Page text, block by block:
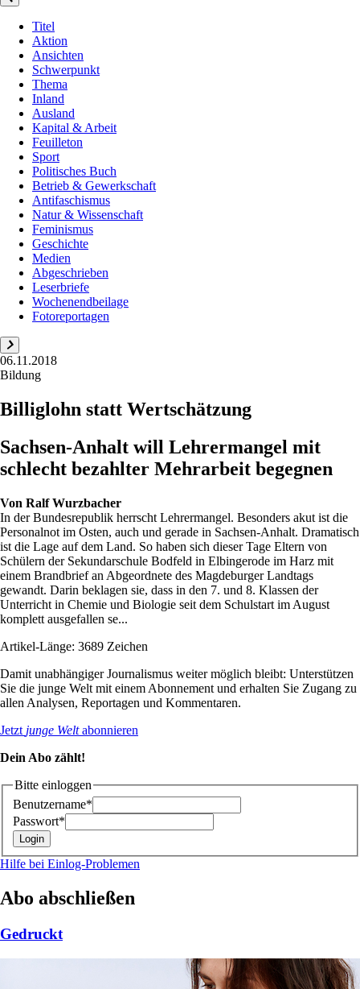
Titel
Aktion
Ansichten
Schwerpunkt
Thema
Inland
Ausland
Kapital & Arbeit
Feuilleton
Sport
Politisches Buch
Betrieb & Gewerkschaft
Antifaschismus
Natur & Wissenschaft
Feminismus
Geschichte
Medien
Abgeschrieben
Leserbriefe
Wochenendbeilage
Fotoreportagen
06.11.2018
Bildung
Billiglohn statt Wertschätzung
Sachsen-Anhalt will Lehrermangel mit
schlecht bezahlter Mehrarbeit begegnen
Von Ralf Wurzbacher
In der Bundesrepublik herrscht Lehrermangel. Besonders akut ist die
Personalnot im Osten, auch und gerade in Sachsen-Anhalt. Dramatisch
ist die Lage auf dem Land. So haben sich dieser Tage Eltern von
Schülern der Sekundarschule Bodfeld in Elbingerode im Harz mit
einem Brandbrief an Abgeordnete des Magdeburger Landtags
gewandt. Darin beklagen sie, dass in den 7. und 8. Klassen der
Unterricht in Chemie und Biologie seit dem Schulstart im August
komplett ausgefallen se...
Artikel-Länge: 3689 Zeichen
Damit unabhängiger Journalismus weiter möglich bleibt: Unterstützen
Sie die junge Welt mit einem Abonnement und erhalten Sie Zugang zu
allen Analysen, Reportagen und Kommentaren.
Jetzt junge Weltabonnieren
Dein Abo zählt!
Bitte einloggen
Benutzername*
Passwort*
Hilfe bei Einlog-Problemen
Abo abschließen
Gedruckt